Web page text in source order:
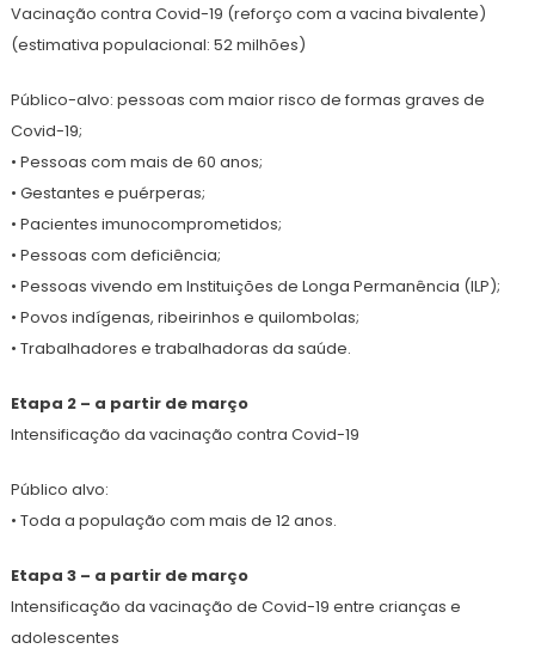
Vacinação contra Covid-19 (reforço com a vacina bivalente)
(estimativa populacional: 52 milhões)
Público-alvo: pessoas com maior risco de formas graves de
Covid-19;
• Pessoas com mais de 60 anos;
• Gestantes e puérperas;
• Pacientes imunocomprometidos;
• Pessoas com deficiência;
• Pessoas vivendo em Instituições de Longa Permanência (ILP);
• Povos indígenas, ribeirinhos e quilombolas;
• Trabalhadores e trabalhadoras da saúde.
Etapa 2 – a partir de março
Intensificação da vacinação contra Covid-19
Público alvo:
• Toda a população com mais de 12 anos.
Etapa 3 – a partir de março
Intensificação da vacinação de Covid-19 entre crianças e
adolescentes